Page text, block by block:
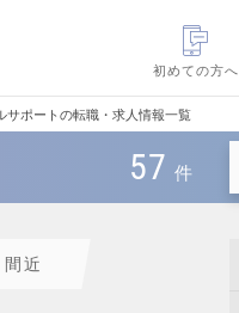
初めての方へ
サポートの転職・求人情報一覧
57 件
近